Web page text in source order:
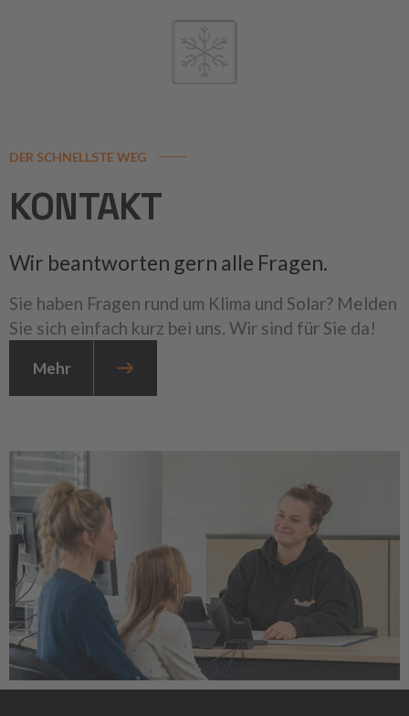
DER SCHNELLSTE WEG
KONTAKT
Wir beantworten gern alle Fragen.
Sie haben Fragen rund um Klima und Solar? Melden
Sie sich einfach kurz bei uns. Wir sind für Sie da!
Mehr